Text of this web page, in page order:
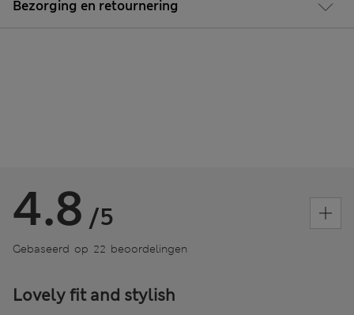
Bezorging en retournering
4.8 /5
Gebaseerd op 22 beoordelingen
Lovely fit and stylish